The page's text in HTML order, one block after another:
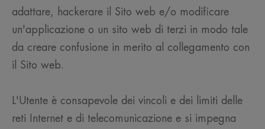
adattare, hackerare il Sito web e/o modificare
un'applicazione o un sito web di terzi in modo tale
da creare confusione in merito al collegamento con
il Sito web.
L'Utente è consapevole dei vincoli e dei limiti delle
reti Internet e di telecomunicazione e si impegna